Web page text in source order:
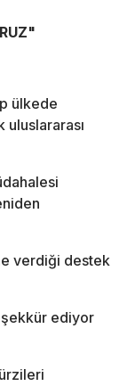
ülkede
verdiği destek
ediyor